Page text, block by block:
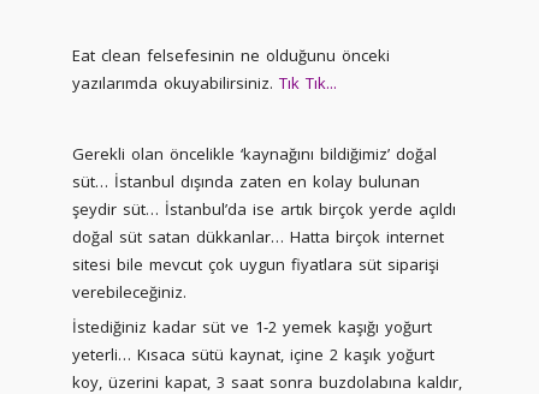
Eat clean felsefesinin ne olduğunu önceki
yazılarımda okuyabilirsiniz. Tık Tık...
Gerekli olan öncelikle ‘kaynağını bildiğimiz’ doğal
süt… İstanbul dışında zaten en kolay bulunan
şeydir süt… İstanbul’da ise artık birçok yerde açıldı
doğal süt satan dükkanlar… Hatta birçok internet
sitesi bile mevcut çok uygun fiyatlara süt siparişi
verebileceğiniz.
İstediğiniz kadar süt ve 1-2 yemek kaşığı yoğurt
yeterli… Kısaca sütü kaynat, içine 2 kaşık yoğurt
koy, üzerini kapat, 3 saat sonra buzdolabına kaldır,